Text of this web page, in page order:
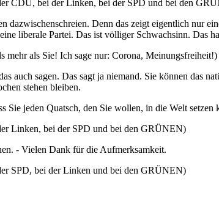
CDU, bei der Linken, bei der SPD und bei den
dazwischenschreien. Denn das zeigt eigentlich nur
liberale Partei. Das ist völliger Schwachsinn. Das
mehr als Sie! Ich sage nur: Corona, Meinungsfreiheit!)
auch sagen. Das sagt ja niemand. Sie können das
stehen bleiben.
Sie jeden Quatsch, den Sie wollen, in die Welt
Linken, bei der SPD und bei den GRÜNEN)
- Vielen Dank für die Aufmerksamkeit.
SPD, bei der Linken und bei den GRÜNEN)